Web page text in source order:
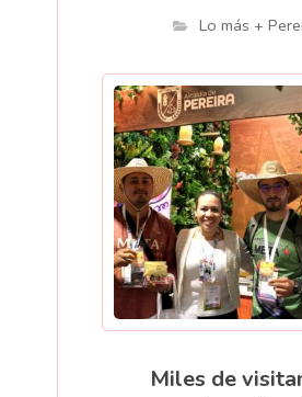
Lo más +
Miles de